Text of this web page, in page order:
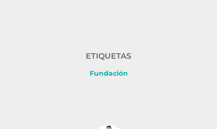
ETIQUETAS
Fundación